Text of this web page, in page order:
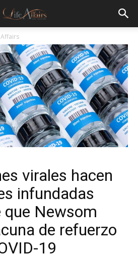
virales hacen
infundadas
que Newsom
de refuerzo
19